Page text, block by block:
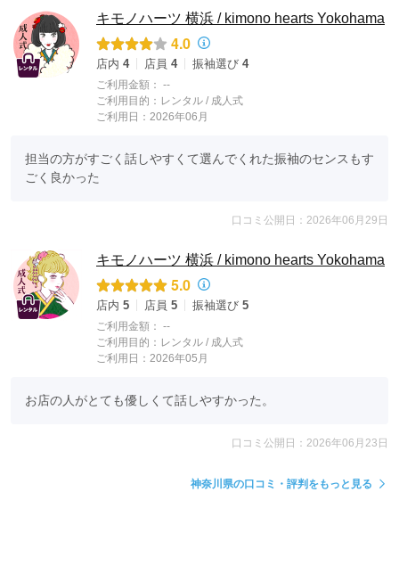
キモノハーツ 横浜 / kimono hearts Yokohama
4.0
店内 4 店員 4 振袖選び 4
ご利用金額： --
ご利用目的： レンタル / 成人式
ご利用日：2026年06月
担当の方がすごく話しやすくて選んでくれた振袖のセンスもす
ごく良かった
口コミ公開日：2026年06月29日
キモノハーツ 横浜 / kimono hearts Yokohama
5.0
店内 5 店員 5 振袖選び 5
ご利用金額： --
ご利用目的： レンタル / 成人式
ご利用日：2026年05月
お店の人がとても優しくて話しやすかった。
口コミ公開日：2026年06月23日
神奈川県の口コミ・評判をもっと見る